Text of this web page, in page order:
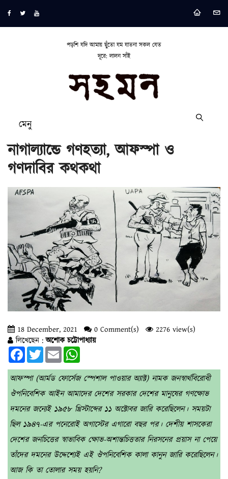
পড়শি যদি আমায় ছুঁতো যম যাতনা সকল যেত
দূরে: লালন সাঁই
মেনু
নাগাল্যান্ডে গণহত্যা, আফস্পা ও
গণদাবির কথকথা
18 December, 2021 0 Comment(s)
2276 view(s)
লিখেছেন :অশোক চট্টোপাধ্যায়
FacebookTwitterEmail
আফস্পা (আর্মড ফোর্সেজ স্পেশাল পাওয়ার অ্যাক্ট) নামক জনস্বার্থবিরোধী
ঔপনিবেশিক আইন আমাদের দেশের সরকার দেশের মানুষের গণক্ষোভ
দমনের জন্যেই ১৯৫৮ খ্রিস্টাব্দের ১১ অক্টোবর জারি করেছিলেন। সময়টা
ছিল ১৯৪৭-এর পনেরোই অগাস্টের এগারো বছর পর। দেশীয় শাসকেরা
দেশের জনচিত্তের স্বাভাবিক ক্ষোভ-অশান্তচিত্ততার নিরসনের প্রয়াস না পেয়ে
তাঁদের দমনের উদ্দেশ্যেই এই ঔপনিবেশিক কালা কানুন জারি করেছিলেন।
আজ কি তা তোলার সময় হয়নি?